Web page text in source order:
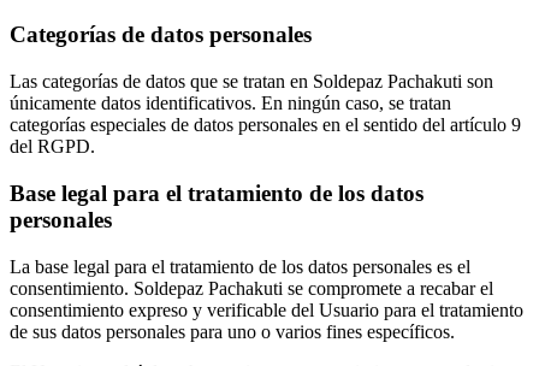
Categorías de datos personales
Las categorías de datos que se tratan en Soldepaz Pachakuti son
únicamente datos identificativos. En ningún caso, se tratan
categorías especiales de datos personales en el sentido del artículo 9
del RGPD.
Base legal para el tratamiento de los datos
personales
La base legal para el tratamiento de los datos personales es el
consentimiento. Soldepaz Pachakuti se compromete a recabar el
consentimiento expreso y verificable del Usuario para el tratamiento
de sus datos personales para uno o varios fines específicos.